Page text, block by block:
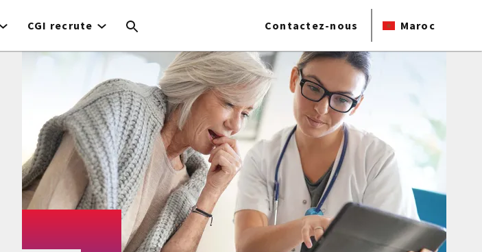
CGI recrute Contactez-nous Maroc